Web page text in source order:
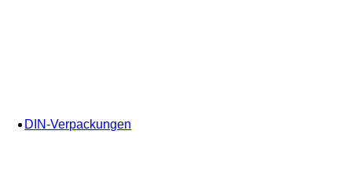
DIN-Verpackungen